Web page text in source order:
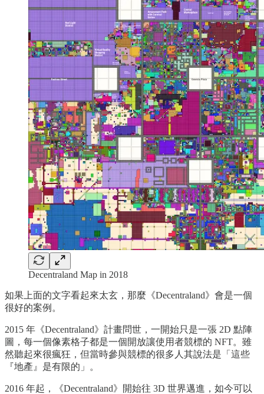
Decentraland Map in 2018
如果上面的文字看起來太玄，那麼《Decentraland》會是一個
很好的案例。
2015 年《Decentraland》計畫問世，一開始只是一張 2D 點陣
圖，每一個像素格子都是一個開放讓使用者競標的 NFT。雖
然聽起來很瘋狂，但當時參與競標的很多人其說法是「這些
『地產』是有限的」。
2016 年起，《Decentraland》開始往 3D 世界邁進，如今可以